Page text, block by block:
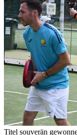
Titel souverän